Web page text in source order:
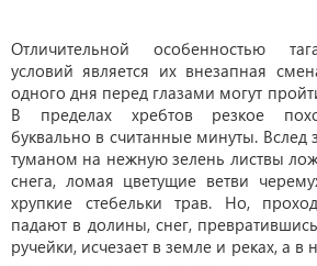
Отличительной особенностью
условий является их внезапная
одного дня перед глазами могут
В пределах хребтов резкое
буквально в считанные минуты.
туманом на нежную зелень листвы
снега, ломая цветущие ветви
хрупкие стебельки трав. Но,
падают в долины, снег,
ручейки, исчезает в земле и реках, а в